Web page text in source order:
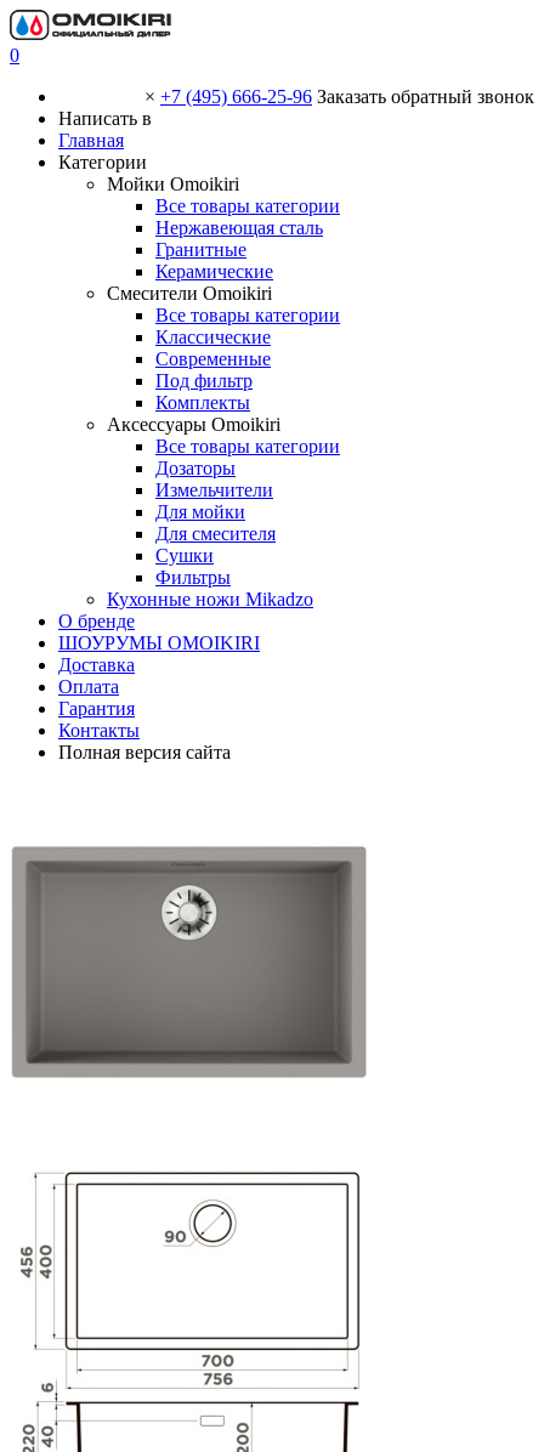
0
× +7 (495) 666-25-96 Заказать обратный звонок
Написать в
Главная
Категории
Мойки Omoikiri
Все товары категории
Нержавеющая сталь
Гранитные
Керамические
Смесители Omoikiri
Все товары категории
Классические
Современные
Под фильтр
Комплекты
Аксессуары Omoikiri
Все товары категории
Дозаторы
Измельчители
Для мойки
Для смесителя
Сушки
Фильтры
Кухонные ножи Mikadzo
О бренде
ШОУРУМЫ OMOIKIRI
Доставка
Оплата
Гарантия
Контакты
Полная версия сайта